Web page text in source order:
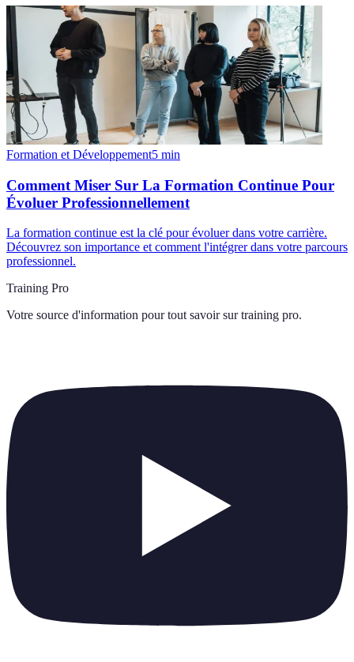
Formation et Développement5 min
Comment Miser Sur La Formation Continue Pour
Évoluer Professionnellement
La formation continue est la clé pour évoluer dans votre carrière.
Découvrez son importance et comment l'intégrer dans votre parcours
professionnel.
Training Pro
Votre source d'information pour tout savoir sur training pro.